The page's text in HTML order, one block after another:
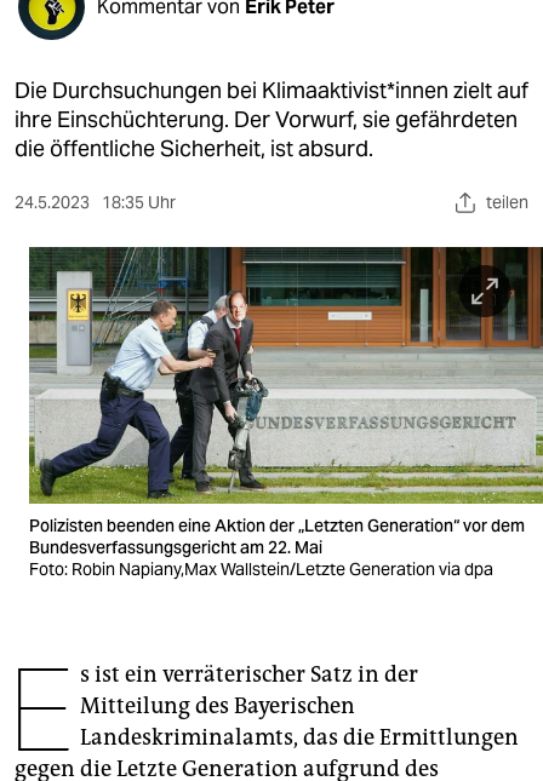
gesellschaft
kultur
sport
berlin
nord
wahrheit
verlag
verlag
veranstaltungen
shop
fragen & hilfe
genossenschaft
epaper login
Kommentar von Erik Peter
Die Durchsuchungen bei Klimaaktivist*innen zielt auf
ihre Einschüchterung. Der Vorwurf, sie gefährdeten
die öffentliche Sicherheit, ist absurd.
24.5.2023 18:35 Uhr teilen
Polizisten beenden eine Aktion der „Letzten Generation“ vor dem
Bundesverfassungsgericht am 22. Mai
Foto: Robin Napiany,Max Wallstein/Letzte Generation via dpa
E s ist ein verräterischer Satz in der
Mitteilung des Bayerischen
Landeskriminalamts, das die Ermittlungen
gegen die Letzte Generation aufgrund des